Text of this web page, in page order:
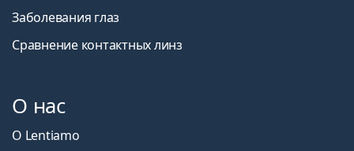
Заболевания глаз
Сравнение контактных линз
О нас
О Lentiamo